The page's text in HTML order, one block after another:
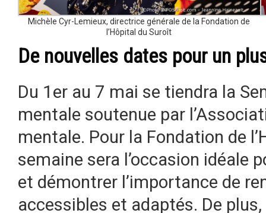
Michèle Cyr-Lemieux, directrice générale de la Fondation de
l’Hôpital du Suroît
De nouvelles dates pour un
Du 1er au 7 mai se tiendra la
mentale soutenue par
mentale. Pour la Fondation de
semaine sera l’occasion idéale
et démontrer l’importance de
accessibles et adaptés. De